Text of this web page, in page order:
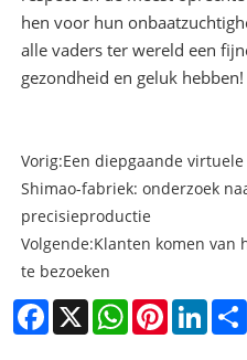
hen voor hun
alle vaders ter wereld een
gezondheid en geluk hebben!
Vorig:Een diepgaande
Shimao-fabriek: onderzoek
precisieproductie
Volgende:Klanten komen van
te bezoeken
Facebook
X WhatsAppPinterest